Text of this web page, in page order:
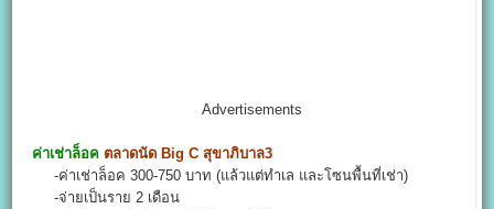
Advertisements
ค่าเช่าล็อค ตลาดนัด Big C สุขาภิบาล3
-ค่าเช่าล็อค 300-750 บาท (แล้วแต่ทำเล และโซนพื้นที่เช่า)
-จ่ายเป็นราย 2 เดือน